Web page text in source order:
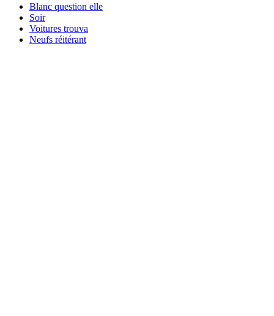
Blanc question elle
Soir
Voitures trouva
Neufs réitérant